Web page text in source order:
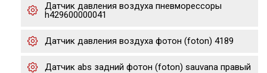
Датчик давления воздуха пневморессоры
h429600000041
Датчик давления воздуха фотон (foton) 4189
Датчик abs задний фотон (foton) sauvana правый